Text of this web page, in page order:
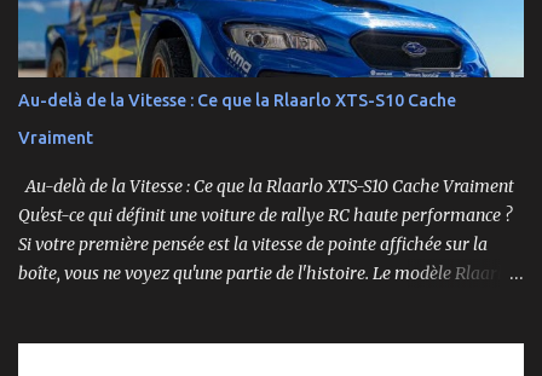
Au-delà de la Vitesse : Ce que la Rlaarlo XTS-S10 Cache
Vraiment
Au-delà de la Vitesse : Ce que la Rlaarlo XTS-S10 Cache Vraiment
Qu'est-ce qui définit une voiture de rallye RC haute performance ?
Si votre première pensée est la vitesse de pointe affichée sur la
boîte, vous ne voyez qu'une partie de l'histoire. Le modèle Rlaarlo